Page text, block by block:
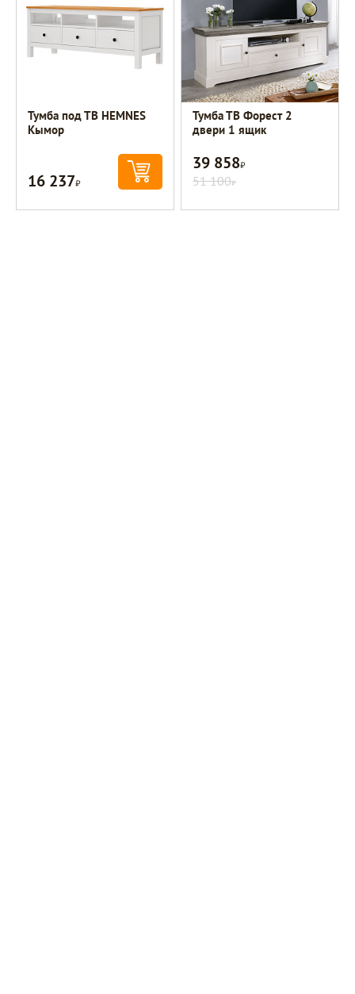
Тумба под ТВ HEMNES
Кымор
16 237Р
Тумба ТВ Форест 2
двери 1 ящик
39 858Р
51 100Р